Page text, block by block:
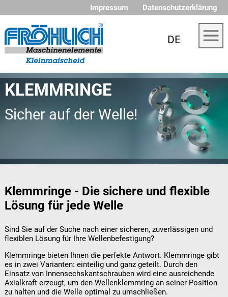
Impressum Datenschutzerklärung
DE
KLEMMRINGE
Sicher auf der Welle!
Klemmringe - Die sichere und flexible
Lösung für jede Welle
Sind Sie auf der Suche nach einer sicheren, zuverlässigen und
flexiblen Lösung für Ihre Wellenbefestigung?
Klemmringe bieten Ihnen die perfekte Antwort. Klemmringe gibt
es in zwei Varianten: einteilig und ganz geteilt. Durch den
Einsatz von Innensechskantschrauben wird eine ausreichende
Axialkraft erzeugt, um den Wellenklemmring an seiner Position
zu halten und die Welle optimal zu umschließen.